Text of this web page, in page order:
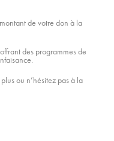
de votre don à la
des programmes de
ou n’hésitez pas à la